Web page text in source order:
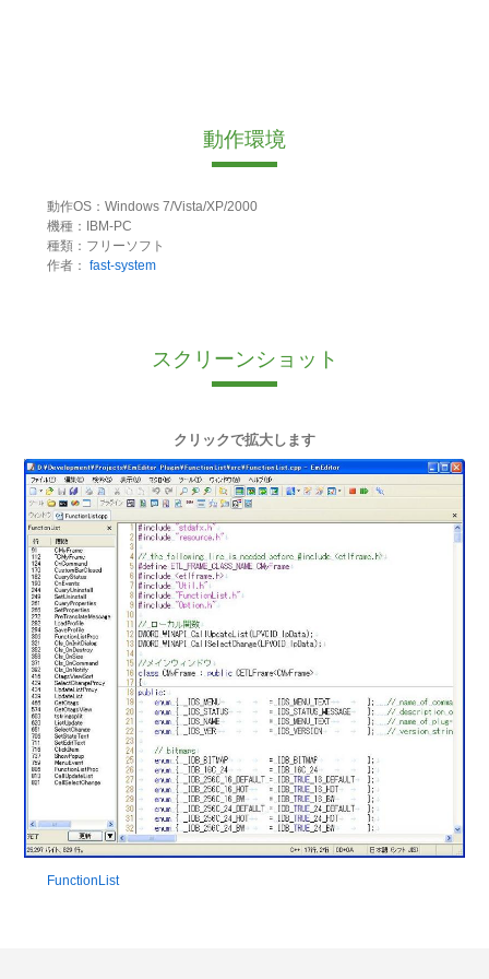
動作環境
動作OS：Windows 7/Vista/XP/2000
機種：IBM-PC
種類：フリーソフト
作者： fast-system
スクリーンショット
クリックで拡大します
FunctionList